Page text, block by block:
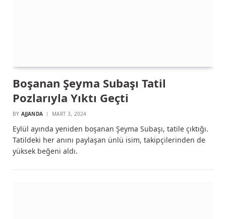
Boşanan Şeyma Subaşı Tatil
Pozlarıyla Yıktı Geçti
BY AJJANDA MART 3, 2024
Eylül ayında yeniden boşanan Şeyma Subaşı, tatile çıktığı.
Tatildeki her anını paylaşan ünlü isim, takipçilerinden de
yüksek beğeni aldı.